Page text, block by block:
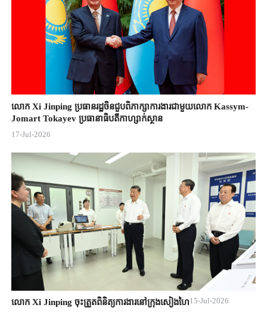
លោក Xi Jinping ប្រធានរដ្ឋចិន​ជួបពិភាក្សា​ការងារជាមួយ​លោក Kassym-
Jomart ​Tokayev ​ប្រធានាធិបតី​កាហ្សាក់ស្ថាន​
17-Jul-2026
លោក Xi Jinping ចុះត្រួតពិនិត្យការងារនៅក្រុងសៀងហៃ15-Jul-2026